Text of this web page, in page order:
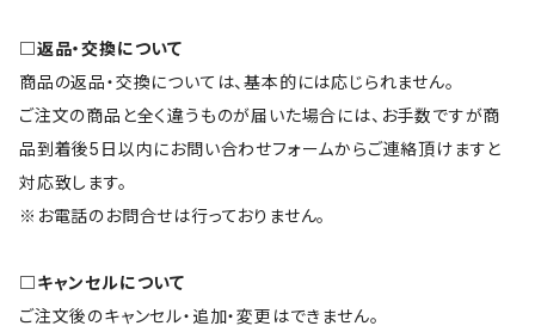
□返品・交換について
商品の返品・交換については、基本的には応じられません。
ご注文の商品と全く違うものが届いた場合には、お手数ですが商
品到着後5日以内にお問い合わせフォームからご連絡頂けますと
対応致します。
※お電話のお問合せは行っておりません。
□キャンセルについて
ご注文後のキャンセル・追加・変更はできません。